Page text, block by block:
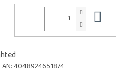
4048924651874